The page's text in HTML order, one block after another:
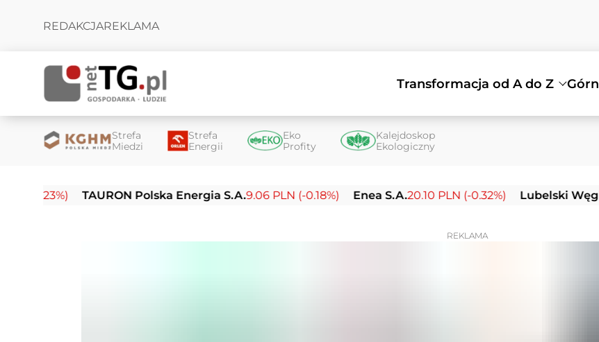
REDAKCJAREKLAMA
Transformacja od A do Z
Strefa
Miedzi
Strefa
Energii
Eko
Profity
Kalejdoskop
Ekologiczny
TAURON Polska Energia S.A.9.06 PLN (-0.18%) Enea S.A.20.10 PLN (-0.32%) Lubelski Węgiel
REKLAMA